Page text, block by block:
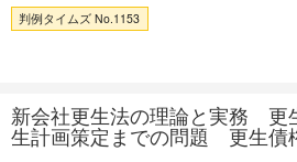
判例タイムズ No.1153
新会社更生法の理論と実務 更
生計画策定までの問題 更生債